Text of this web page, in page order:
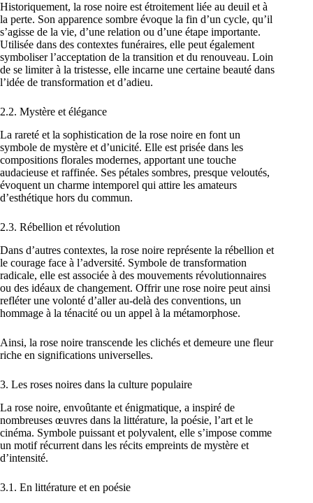
Historiquement, la rose noire est étroitement liée au deuil et à
la perte. Son apparence sombre évoque la fin d’un cycle, qu’il
s’agisse de la vie, d’une relation ou d’une étape importante.
Utilisée dans des contextes funéraires, elle peut également
symboliser l’acceptation de la transition et du renouveau. Loin
de se limiter à la tristesse, elle incarne une certaine beauté dans
l’idée de transformation et d’adieu.
2.2. Mystère et élégance
La rareté et la sophistication de la rose noire en font un
symbole de mystère et d’unicité. Elle est prisée dans les
compositions florales modernes, apportant une touche
audacieuse et raffinée. Ses pétales sombres, presque veloutés,
évoquent un charme intemporel qui attire les amateurs
d’esthétique hors du commun.
2.3. Rébellion et révolution
Dans d’autres contextes, la rose noire représente la rébellion et
le courage face à l’adversité. Symbole de transformation
radicale, elle est associée à des mouvements révolutionnaires
ou des idéaux de changement. Offrir une rose noire peut ainsi
refléter une volonté d’aller au-delà des conventions, un
hommage à la ténacité ou un appel à la métamorphose.
Ainsi, la rose noire transcende les clichés et demeure une fleur
riche en significations universelles.
3. Les roses noires dans la culture populaire
La rose noire, envoûtante et énigmatique, a inspiré de
nombreuses œuvres dans la littérature, la poésie, l’art et le
cinéma. Symbole puissant et polyvalent, elle s’impose comme
un motif récurrent dans les récits empreints de mystère et
d’intensité.
3.1. En littérature et en poésie